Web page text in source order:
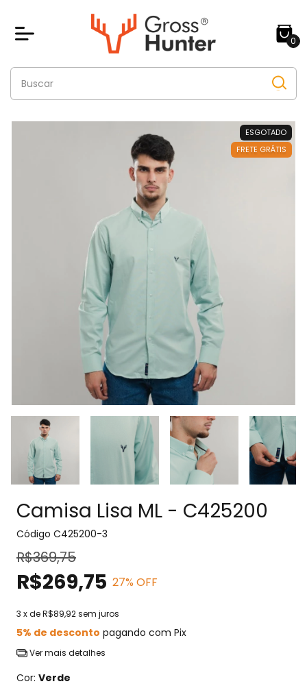
0
ESGOTADO
FRETE GRÁTIS
Camisa Lisa ML - C425200
Código C425200-3
R$369,75
R$269,75 27% OFF
3 x deR$89,92sem juros
5% de desconto pagando com Pix
Ver mais detalhes
Cor: Verde